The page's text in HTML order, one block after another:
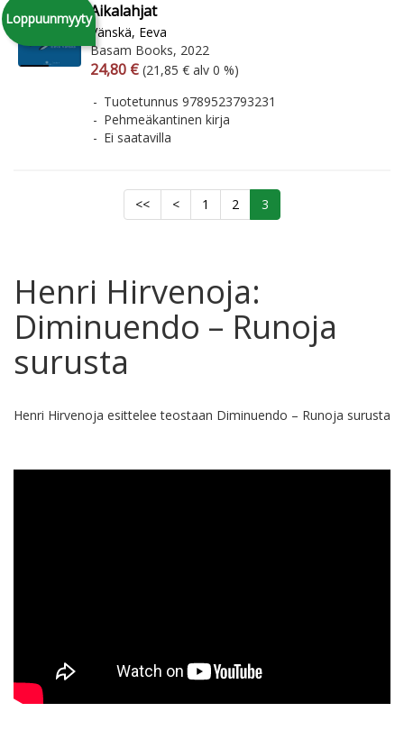
LoppuunmyytyAikalahjat
Vänskä, Eeva
Basam Books, 2022
Arvonlisäverollinen hinta
24,80 € Arvonlisäveroton hinta
(21,85 € alv 0 %)
Tuotetunnus 9789523793231
Pehmeäkantinen kirja
Ei saatavilla
<< < 1 2 3
Henri Hirvenoja:
Diminuendo – Runoja
surusta
Henri Hirvenoja esittelee teostaan Diminuendo – Runoja surusta